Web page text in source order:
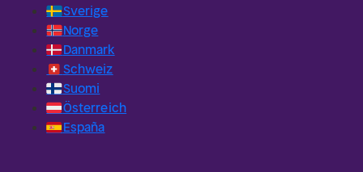
🇸🇪Sverige
🇳🇴Norge
🇩🇰Danmark
🇨🇭 Schweiz
🇫🇮Suomi
🇦🇹Österreich
🇪🇸España